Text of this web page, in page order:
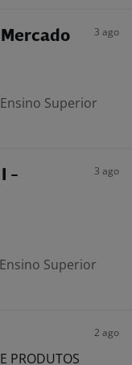
3 ago
Ensino Superior
-
3 ago
Ensino Superior
2 ago
PRODUTOS